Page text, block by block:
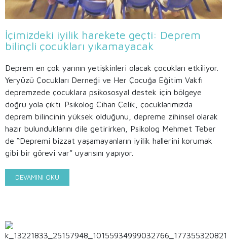
İçimizdeki iyilik harekete geçti: Deprem
bilinçli çocukları yıkamayacak
Deprem en çok yarının yetişkinleri olacak çocukları etkiliyor.
Yeryüzü Çocukları Derneği ve Her Çocuğa Eğitim Vakfı
depremzede çocuklara psikososyal destek için bölgeye
doğru yola çıktı. Psikolog Cihan Çelik, çocuklarımızda
deprem bilincinin yüksek olduğunu, depreme zihinsel olarak
hazır bulunduklarını dile getirirken, Psikolog Mehmet Teber
de “Depremi bizzat yaşamayanların iyilik hallerini korumak
gibi bir görevi var” uyarısını yapıyor.
DEVAMINI OKU